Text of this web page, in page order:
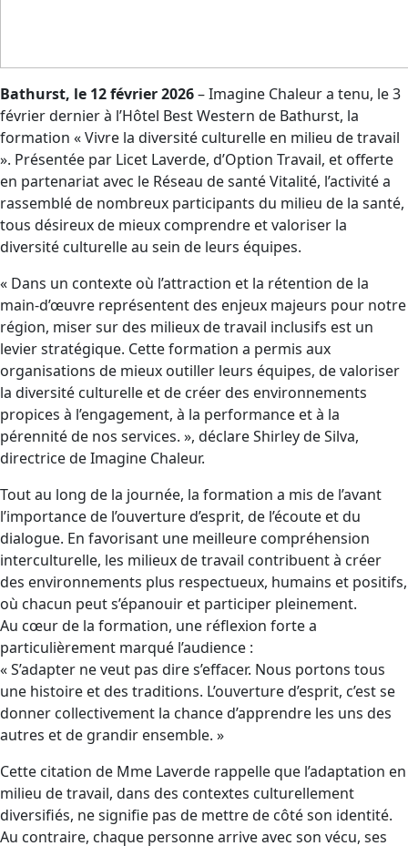
Bathurst, le 12 février 2026– Imagine Chaleur a tenu, le 3
février dernier à l’Hôtel Best Western de Bathurst, la
formation « Vivre la diversité culturelle en milieu de travail
». Présentée par Licet Laverde, d’Option Travail, et offerte
en partenariat avec le Réseau de santé Vitalité, l’activité a
rassemblé de nombreux participants du milieu de la santé,
tous désireux de mieux comprendre et valoriser la
diversité culturelle au sein de leurs équipes.
« Dans un contexte où l’attraction et la rétention de la
main-d’œuvre représentent des enjeux majeurs pour notre
région, miser sur des milieux de travail inclusifs est un
levier stratégique. Cette formation a permis aux
organisations de mieux outiller leurs équipes, de valoriser
la diversité culturelle et de créer des environnements
propices à l’engagement, à la performance et à la
pérennité de nos services. », déclare Shirley de Silva,
directrice de Imagine Chaleur.
Tout au long de la journée, la formation a mis de l’avant
l’importance de l’ouverture d’esprit, de l’écoute et du
dialogue. En favorisant une meilleure compréhension
interculturelle, les milieux de travail contribuent à créer
des environnements plus respectueux, humains et positifs,
où chacun peut s’épanouir et participer pleinement.
Au cœur de la formation, une réflexion forte a
particulièrement marqué l’audience :
« S’adapter ne veut pas dire s’effacer. Nous portons tous
une histoire et des traditions. L’ouverture d’esprit, c’est se
donner collectivement la chance d’apprendre les uns des
autres et de grandir ensemble. »
Cette citation de Mme Laverde rappelle que l’adaptation en
milieu de travail, dans des contextes culturellement
diversifiés, ne signifie pas de mettre de côté son identité.
Au contraire, chaque personne arrive avec son vécu, ses